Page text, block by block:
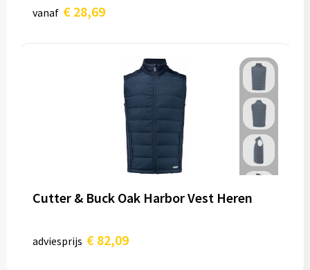
vanaf € 28,69
Cutter & Buck Oak Harbor Vest Heren
adviesprijs € 82,09